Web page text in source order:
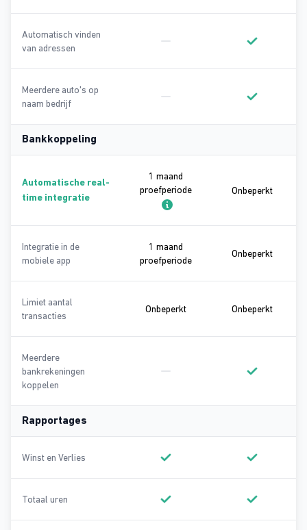
Automatisch vinden
van adressen
Meerdere auto's op
naam bedrijf
Bankkoppeling
Automatische real-
time integratie
1 maand
proefperiode
Onbeperkt
Integratie in de
mobiele app
1 maand
proefperiode1 maand proefperiode
Onbeperkt
Limiet aantal
transacties
OnbeperktOnbeperkt Onbeperkt
Meerdere
bankrekeningen
koppelen
Rapportages
Winst en Verlies
Totaal uren